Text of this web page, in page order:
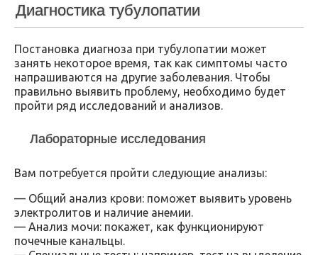
Диагностика тубулопатии
Постановка диагноза при тубулопатии может
занять некоторое время, так как симптомы часто
напрашиваются на другие заболевания. Чтобы
правильно выявить проблему, необходимо будет
пройти ряд исследований и анализов.
Лабораторные исследования
Вам потребуется пройти следующие анализы:
— Общий анализ крови: поможет выявить уровень
электролитов и наличие анемии.
— Анализ мочи: покажет, как функционируют
почечные канальцы.